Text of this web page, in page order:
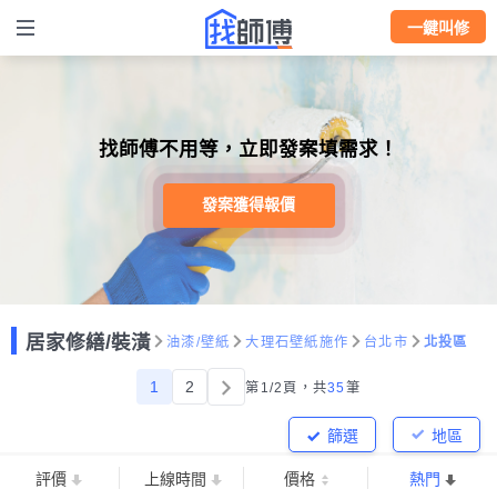
一鍵叫修
找師傅不用等，立即發案填需求！
發案獲得報價
居家修繕/裝潢 油漆/壁紙 大理石壁紙施作 台北市 北投區
1 2 第1/2頁， 共35 筆
地區
篩選
評價 上線時間 價格 熱門